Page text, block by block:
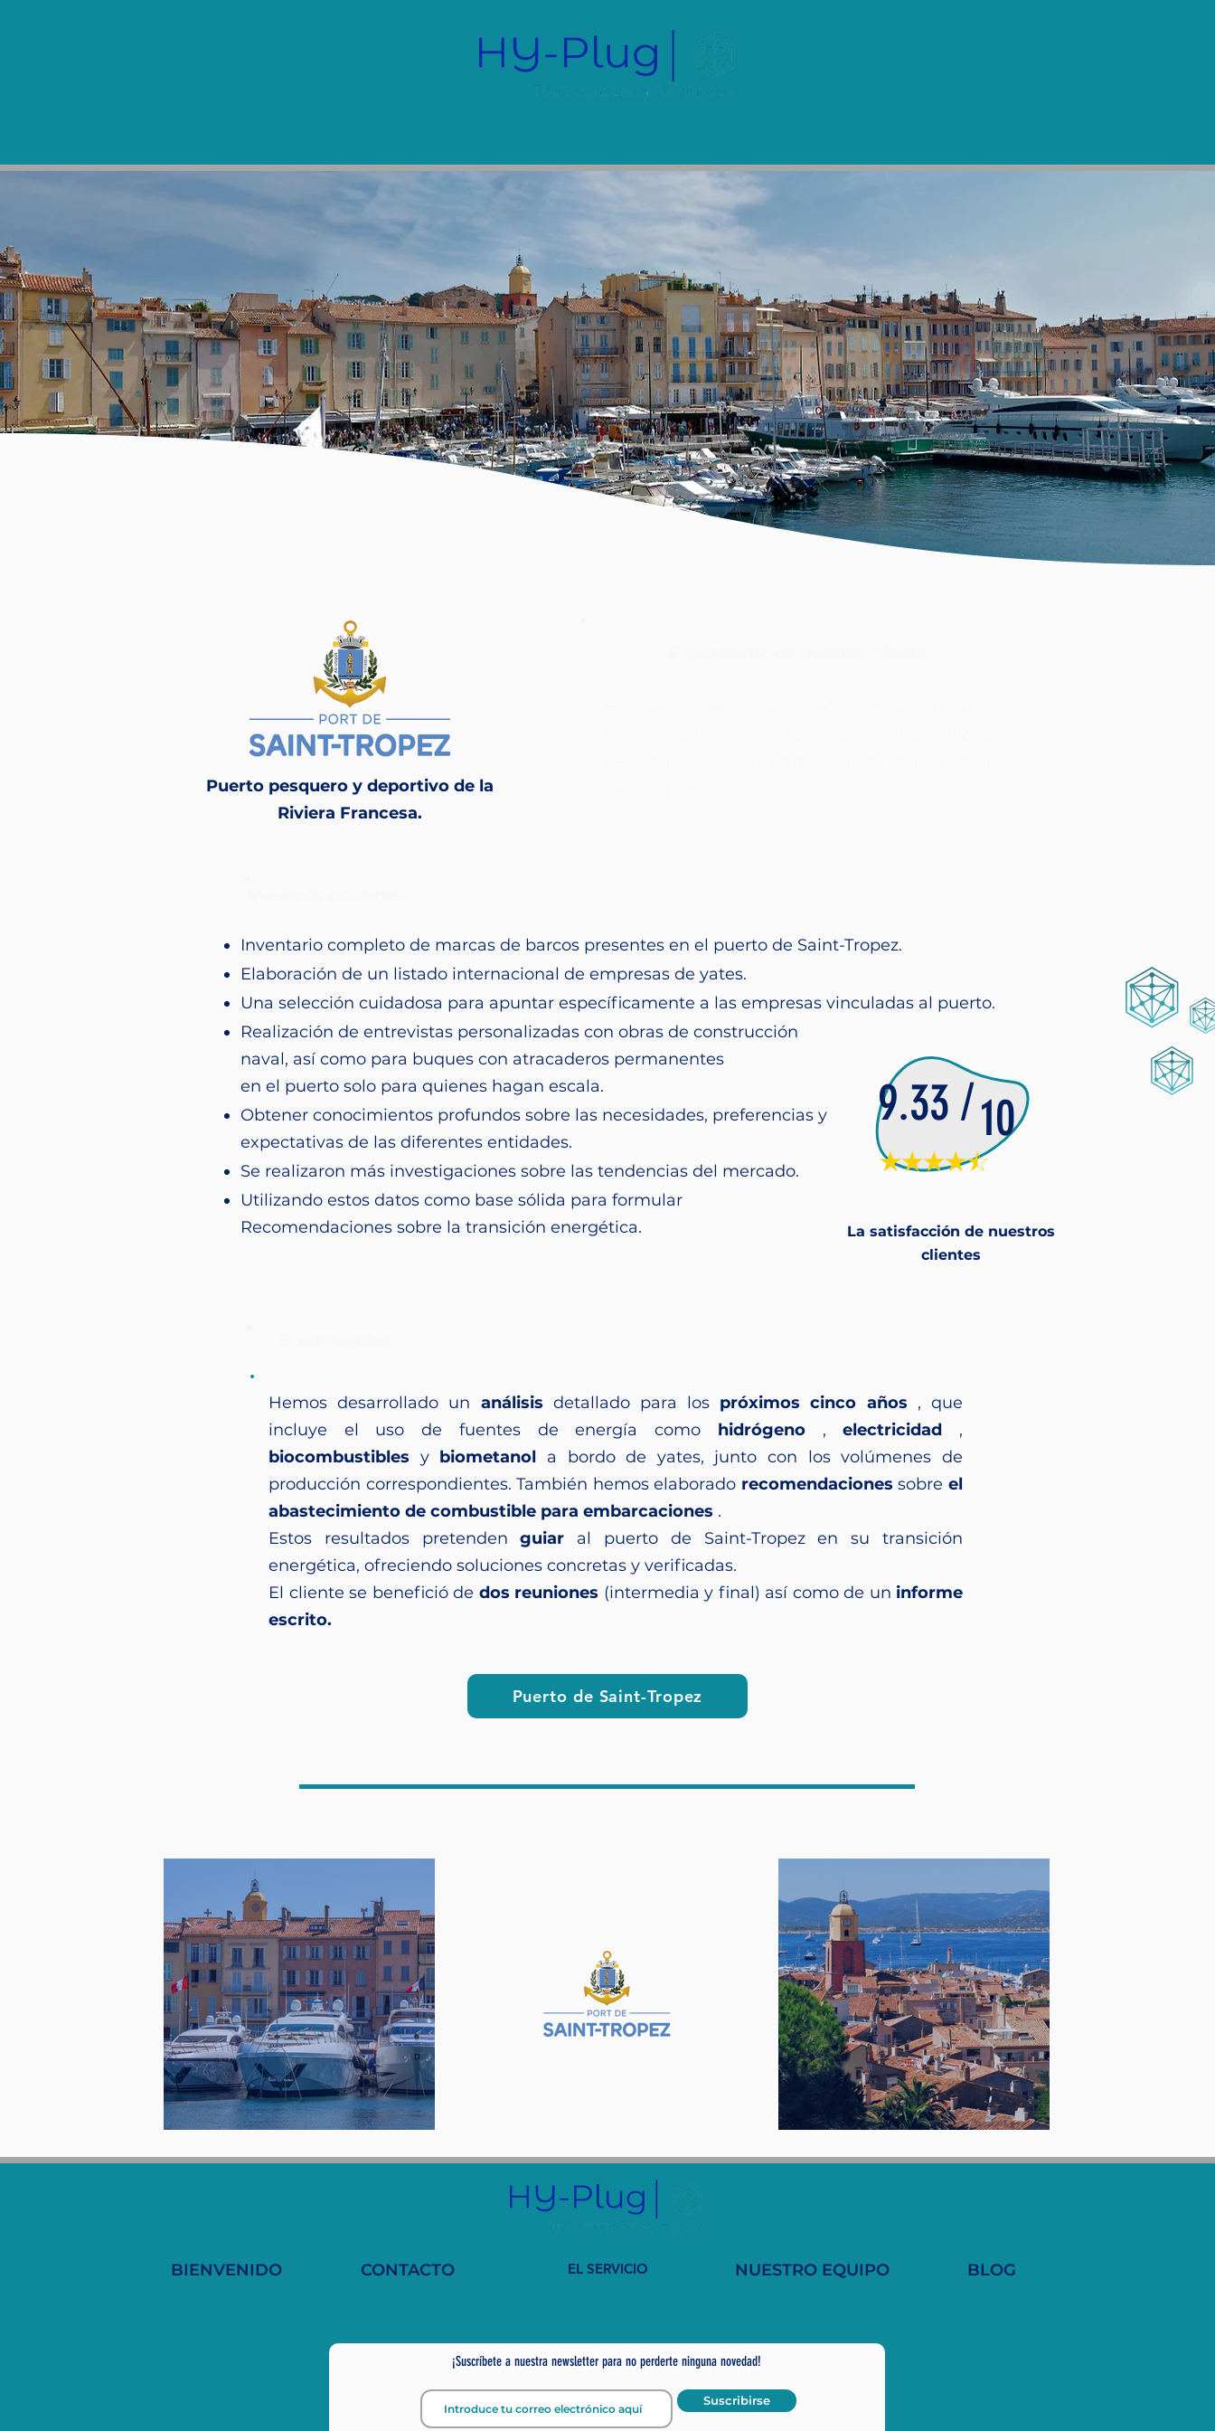
Puerto pesquero y deportivo de la
Riviera Francesa.
Inventario completo de marcas de barcos presentes en el puerto de Saint-Tropez.
Elaboración de un listado internacional de empresas de yates.
Una selección cuidadosa para apuntar específicamente a las empresas vinculadas al puerto.
Realización de entrevistas personalizadas con obras de construcción
naval, así como para buques con atracaderos permanentes
en el puerto solo para quienes hagan escala.
Obtener conocimientos profundos sobre las necesidades, preferencias y
expectativas de las diferentes entidades.
Se realizaron más investigaciones sobre las tendencias del mercado.
Utilizando estos datos como base sólida para formular
Recomendaciones sobre la transición energética.
9.33 10
/
La satisfacción de nuestros
clientes
Hemos desarrollado un análisis detallado para los próximos cinco años , que
incluye el uso de fuentes de energía como hidrógeno,electricidad ,
biocombustibles y biometanol a bordo de yates, junto con los volúmenes de
producción correspondientes. También hemos elaborado recomendaciones sobreel
abastecimiento de combustible para embarcaciones .
Estos resultados pretendenguiar al puerto de Saint-Tropez en su transición
energética, ofreciendo soluciones concretas y verificadas.
El cliente se benefició de dos reuniones (intermedia y final) así como de un informe
escrito.
Puerto de Saint-Tropez
BIENVENIDO CONTACTO EL SERVICIO NUESTRO EQUIPO BLOG
¡Suscríbete a nuestra newsletter para no perderte ninguna novedad!
Suscribirse